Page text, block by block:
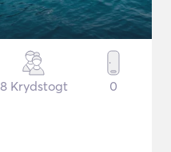
8 Krydstogt 0